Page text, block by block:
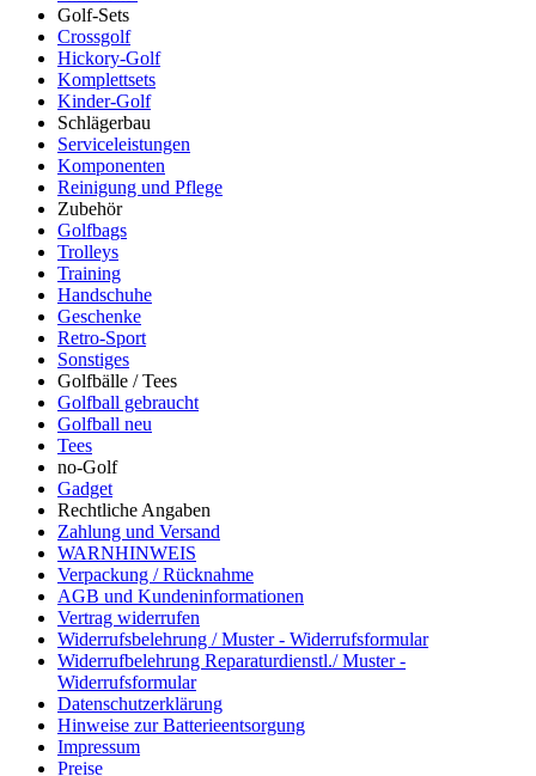
Golf-Sets
Crossgolf
Hickory-Golf
Komplettsets
Kinder-Golf
Schlägerbau
Serviceleistungen
Komponenten
Reinigung und Pflege
Zubehör
Golfbags
Trolleys
Training
Handschuhe
Geschenke
Retro-Sport
Sonstiges
Golfbälle / Tees
Golfball gebraucht
Golfball neu
Tees
no-Golf
Gadget
Rechtliche Angaben
Zahlung und Versand
WARNHINWEIS
Verpackung / Rücknahme
AGB und Kundeninformationen
Vertrag widerrufen
Widerrufsbelehrung / Muster - Widerrufsformular
Widerrufbelehrung Reparaturdienstl./ Muster -
Widerrufsformular
Datenschutzerklärung
Hinweise zur Batterieentsorgung
Impressum
Preise